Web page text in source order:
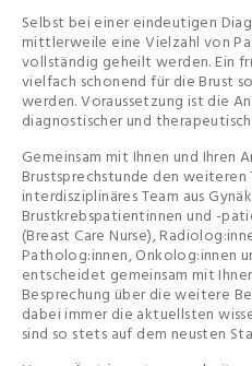
Selbst bei einer eindeutigen
mittlerweile eine Vielzahl von
vollständig geheilt werden. Ein
vielfach schonend für die Brust
werden. Voraussetzung ist die
diagnostischer und
Gemeinsam mit Ihnen und Ihren
Brustsprechstunde den weiteren
interdisziplinäres Team aus
Brustkrebspatientinnen und -
(Breast Care Nurse),
Patholog:innen, Onkolog:innen
entscheidet gemeinsam mit
Besprechung über die weitere
dabei immer die aktuellsten
sind so stets auf dem neusten